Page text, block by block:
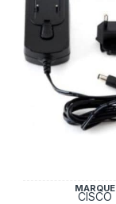
MARQUE
CISCO